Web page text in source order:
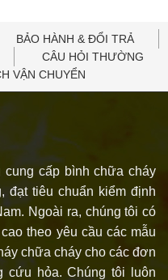
BẢO HÀNH & ĐỔI TRẢ
CÂU HỎI THƯỜNG
VẬN CHUYỂN
cung cấp bình chữa cháy
đạt tiêu chuẩn kiểm định
Ngoài ra, chúng tôi có
theo yêu cầu các mẫu
chữa cháy cho các đơn
cứu hỏa. Chúng tôi luôn